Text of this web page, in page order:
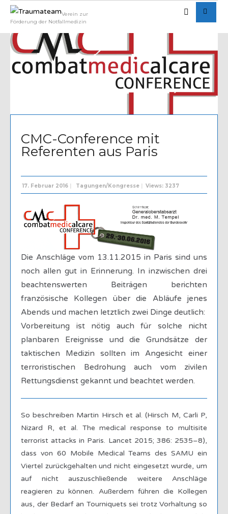
Verein zur
Förderung der Notfallmedizin
Written byAdmin
CMC-Conference mit
Referenten aus Paris
17. Februar 2016 Tagungen/Kongresse Views: 3237
Die Anschläge vom 13.11.2015 in Paris sind uns
noch allen gut in Erinnerung. In inzwischen drei
beachtenswerten Beiträgen berichten
französische Kollegen über die Abläufe jenes
Abends und machen letztlich zwei Dinge deutlich:
Vorbereitung ist nötig auch für solche nicht
planbaren Ereignisse und die Grundsätze der
taktischen Medizin sollten im Angesicht einer
terroristischen Bedrohung auch vom zivilen
Rettungsdienst gekannt und beachtet werden.
So beschreiben Martin Hirsch et al. (Hirsch M, Carli P,
Nizard R, et al. The medical response to multisite
terrorist attacks in Paris. Lancet 2015; 386: 2535–8),
dass von 60 Mobile Medical Teams des SAMU ein
Viertel zurückgehalten und nicht eingesetzt wurde, um
auf nicht auszuschließende weitere Anschläge
reagieren zu können. Außerdem führen die Kollegen
aus, der Bedarf an Tourniquets sei trotz Vorhaltung so